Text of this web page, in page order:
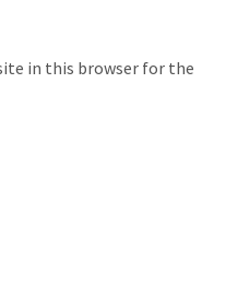
in this browser for the